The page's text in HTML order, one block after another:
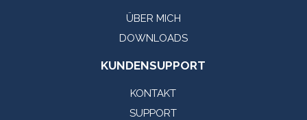
ÜBER MICH
DOWNLOADS
KUNDENSUPPORT
KONTAKT
SUPPORT